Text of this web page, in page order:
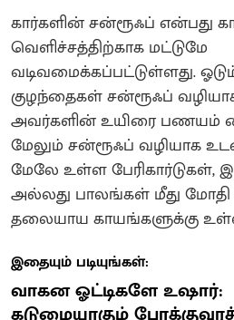
கார்களின் சன்ரூஃப் என்பது
வெளிச்சத்திற்காக மட்டுமே
வடிவமைக்கப்பட்டுள்ளது.
குழந்தைகள் சன்ரூஃப்
அவர்களின் உயிரை பணயம்
மேலும் சன்ரூஃப் வழியாக
மேலே உள்ள பேரிகார்டுகள்,
அல்லது பாலங்கள் மீது
தலையாய காயங்களுக்கு
இதையும் படியுங்கள்:
வாகன ஓட்டிகளே உஷார்: